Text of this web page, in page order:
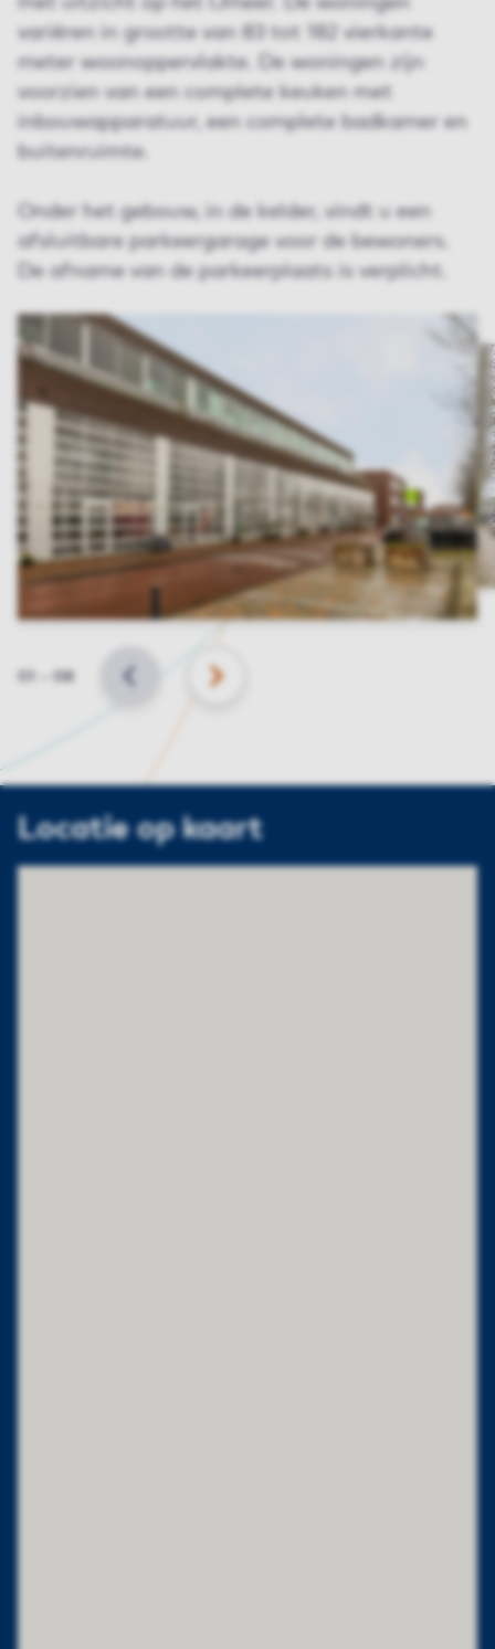
variëren in grootte van 83 tot 182 vierkante
meter woonoppervlakte. De woningen zijn
voorzien van een complete keuken met
inbouwapparatuur, een complete badkamer en
buitenruimte.
Onder het gebouw, in de kelder, vindt u een
afsluitbare parkeergarage voor de bewoners.
De afname van de parkeerplaats is verplicht.
Slide 08 VORIGE VOLGENDE
Locatie op kaart